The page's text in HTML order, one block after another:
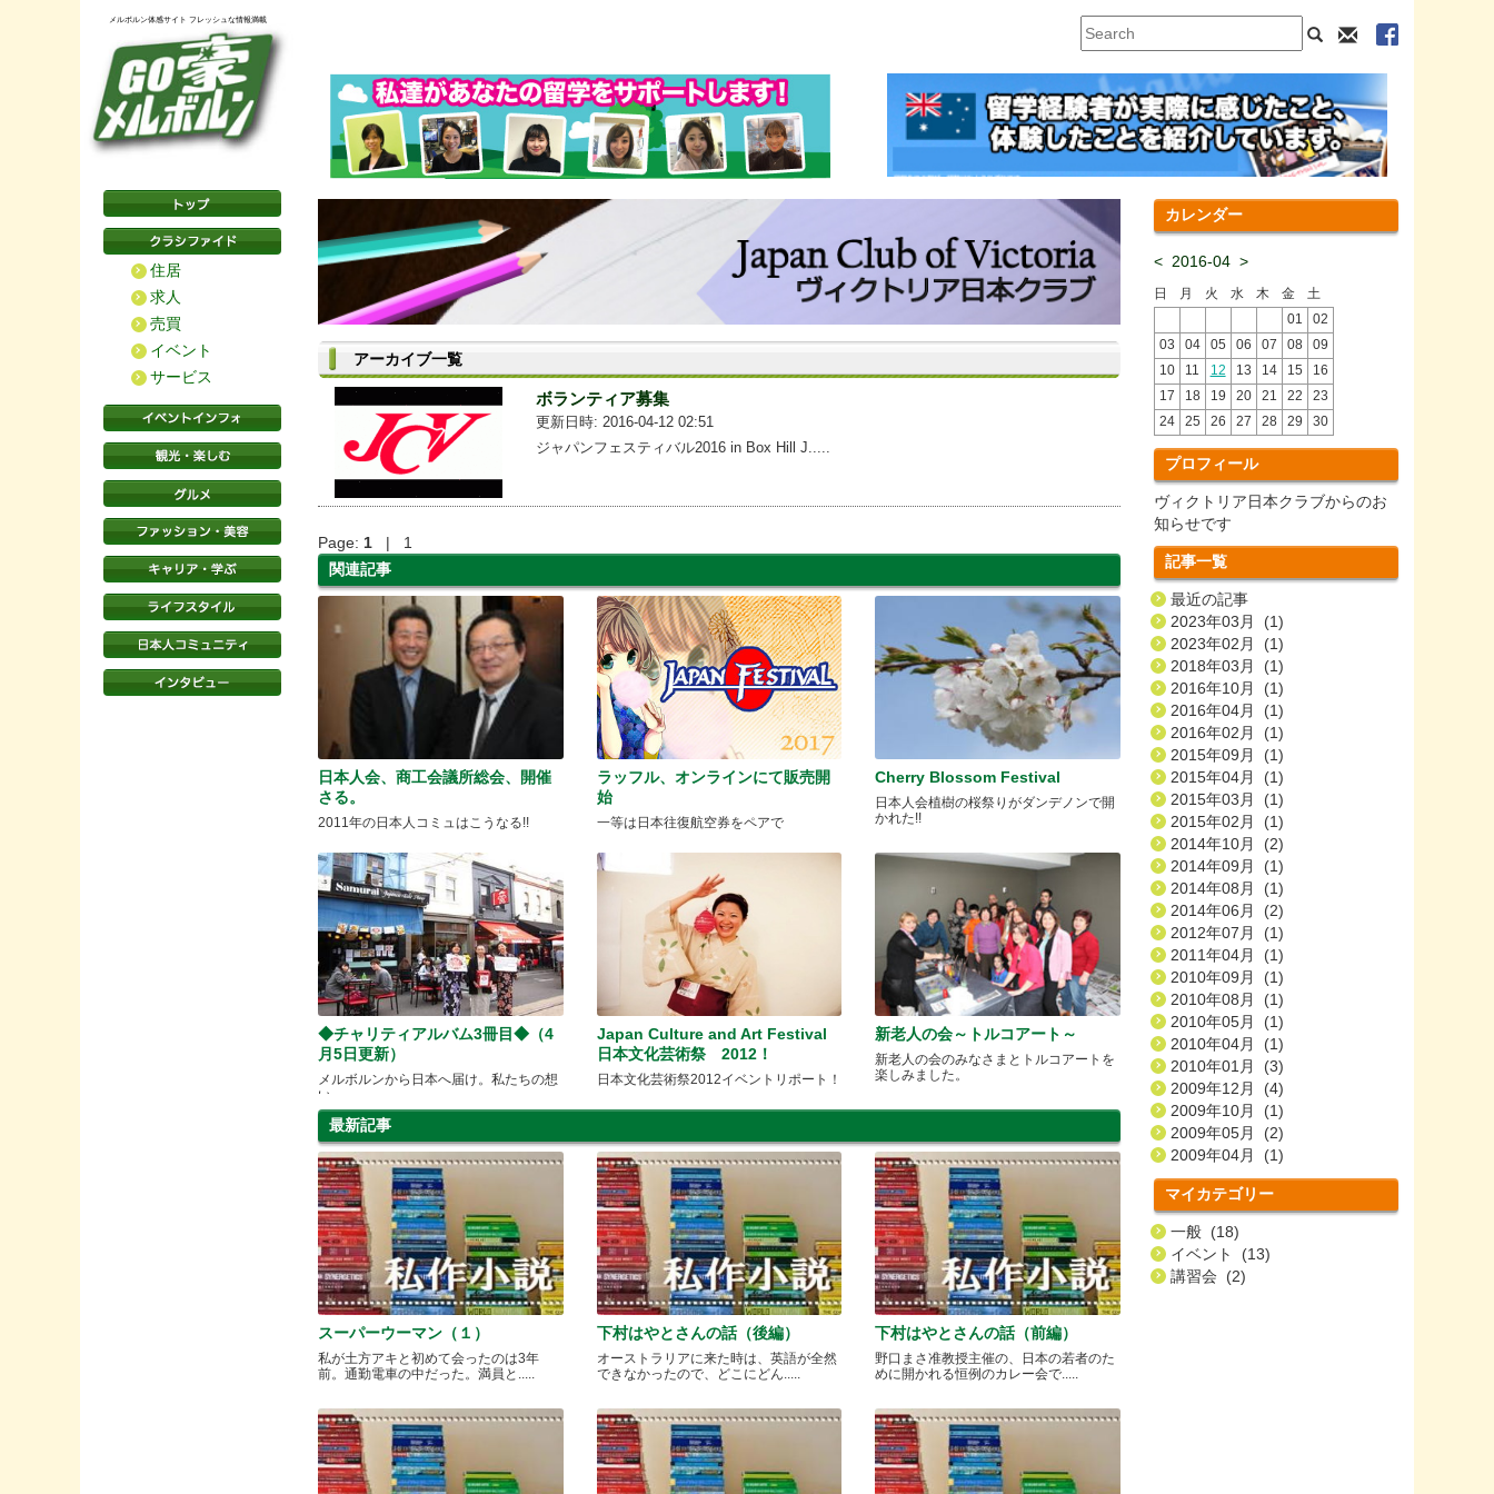
メルボルン体感サイト フレッシュな情報満載
住居
求人
売買
イベント
サービス
アーカイブ一覧
ボランティア募集
更新日時: 2016-04-12 02:51
ジャパンフェスティバル2016 in Box Hill J.....
Page: 1 | 1
関連記事
日本人会、商工会議所総会、開催
さる。
2011年の日本人コミュはこうなる!!
ラッフル、オンラインにて販売開
始
一等は日本往復航空券をペアで
Cherry Blossom Festival
日本人会植樹の桜祭りがダンデノンで開
かれた!!
◆チャリティアルバム3冊目◆（4
月5日更新）
メルボルンから日本へ届け。私たちの想
い
Japan Culture and Art Festival
日本文化芸術祭 2012！
日本文化芸術祭2012イベントリポート！
新老人の会～トルコアート～
新老人の会のみなさまとトルコアートを
楽しみました。
最新記事
スーパーウーマン（１）
私が土方アキと初めて会ったのは3年
前。通勤電車の中だった。満員と.....
下村はやとさんの話（後編）
オーストラリアに来た時は、英語が全然
できなかったので、どこにどん.....
下村はやとさんの話（前編）
野口まさ准教授主催の、日本の若者のた
めに開かれる恒例のカレー会で.....
カレンダー
< 2016-04 >
日 月 火 水 木 金
土
01
02
03
04 05 06 07 08
09
10
11 12 13 14 15
16
17
18 19 20 21 22
23
24
25 26 27 28 29 30
プロフィール
ヴィクトリア日本クラブからのお
知らせです
記事一覧
最近の記事
2023年03月 (1)
2023年02月 (1)
2018年03月 (1)
2016年10月 (1)
2016年04月 (1)
2016年02月 (1)
2015年09月 (1)
2015年04月 (1)
2015年03月 (1)
2015年02月 (1)
2014年10月 (2)
2014年09月 (1)
2014年08月 (1)
2014年06月 (2)
2012年07月 (1)
2011年04月 (1)
2010年09月 (1)
2010年08月 (1)
2010年05月 (1)
2010年04月 (1)
2010年01月 (3)
2009年12月 (4)
2009年10月 (1)
2009年05月 (2)
2009年04月 (1)
マイカテゴリー
一般 (18)
イベント (13)
講習会 (2)